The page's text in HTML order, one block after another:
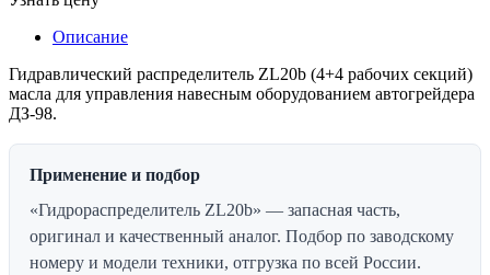
Описание
Гидравлический распределитель ZL20b (4+4 рабочих секций)
масла для управления навесным оборудованием автогрейдера
ДЗ-98.
Применение и подбор
«Гидрораспределитель ZL20b» — запасная часть,
оригинал и качественный аналог. Подбор по заводскому
номеру и модели техники, отгрузка по всей России.